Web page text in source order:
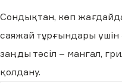
Сондықтан, көп
саяжай тұрғындары үшін
заңды тәсіл – мангал,
қолдану.